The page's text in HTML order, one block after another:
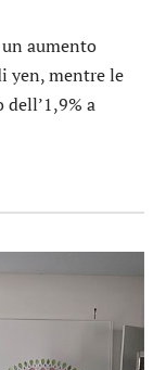
aumento
yen, mentre le
a